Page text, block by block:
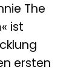
The
ist
ersten